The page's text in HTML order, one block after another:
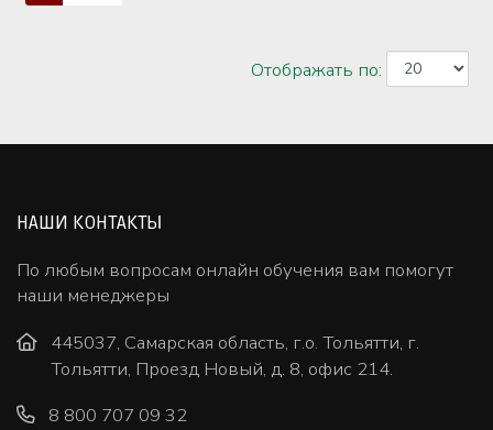
Отображать по:
НАШИ КОНТАКТЫ
По любым вопросам онлайн обучения вам помогут
наши менеджеры
445037, Самарская область, г.о. Тольятти, г.
Тольятти, Проезд Новый, д. 8, офис 214.
8 800 707 09 32